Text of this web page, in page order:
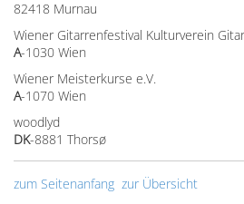
82418 Murnau
Wiener Gitarrenfestival Kulturverein
A-1030 Wien
Wiener Meisterkurse e.V.
A-1070 Wien
woodlyd
DK-8881 Thorsø
zum Seitenanfang zur Übersicht